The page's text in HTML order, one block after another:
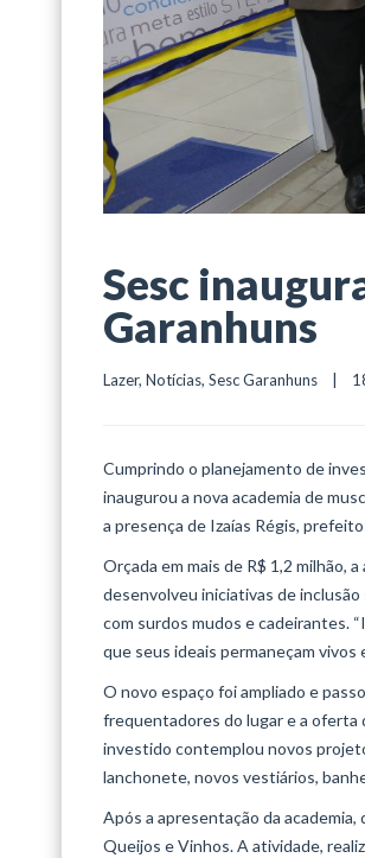
Sesc
Garanhuns
Lazer, Notícias, Sesc Garanhuns
|
Cumprindo o planejamento de
inaugurou a nova academia de
a presença de Izaías Régis,
Orçada em mais de R$ 1,2 milhão,
desenvolveu iniciativas de
com surdos mudos e cadeirantes.
que seus ideais permaneçam
O novo espaço foi ampliado e
frequentadores do lugar e a oferta
investido contemplou novos
lanchonete, novos vestiários,
Após a apresentação da
Queijos e Vinhos. A atividade,